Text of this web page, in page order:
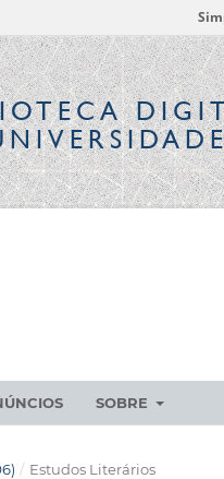
SOBRE
/ Estudos Literários